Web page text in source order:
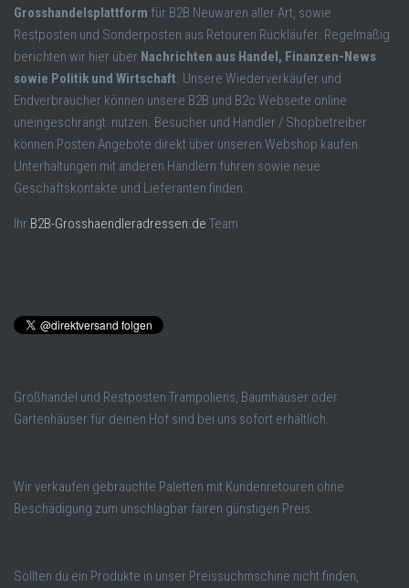
Grosshandelsplattform für B2B Neuwaren aller Art, sowie
Restposten und Sonderposten aus Retouren Rückläufer. Regelmäßig
berichten wir hier über Nachrichten aus Handel, Finanzen-News
sowie Politik und Wirtschaft. Unsere Wiederverkäufer und
Endverbraucher können unsere B2B und B2c Webseite online
uneingeschrängt nutzen. Besucher und Händler / Shopbetreiber
können Posten Angebote direkt über unseren Webshop kaufen.
Unterhaltungen mit anderen Händlern führen sowie neue
Geschäftskontakte und Lieferanten finden.
Ihr B2B-Grosshaendleradressen.de Team
Großhandel und Restposten Trampoliens, Baumhäuser oder
Gartenhäuser für deinen Hof sind bei uns sofort erhältlich.
Wir verkaufen gebrauchte Paletten mit Kundenretouren ohne
Beschädigung zum unschlagbar fairen günstigen Preis.
Sollten du ein Produkte in unser Preissuchmschine nicht finden,